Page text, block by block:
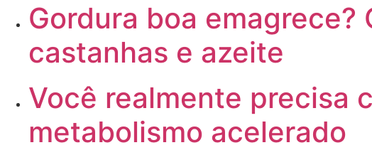
Gordura boa emagrece?
castanhas e azeite
Você realmente precisa
metabolismo acelerado